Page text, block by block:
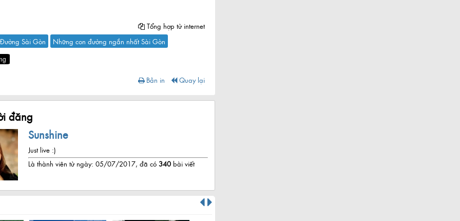
Tổng hợp từ internet
Đường Sài Gòn Những con đường ngắn nhất Sài Gòn
Bản in Quay lại
đăng
Sunshine
Just live :)
Là thành viên từ ngày: 05/07/2017, đã có 340 bài viết